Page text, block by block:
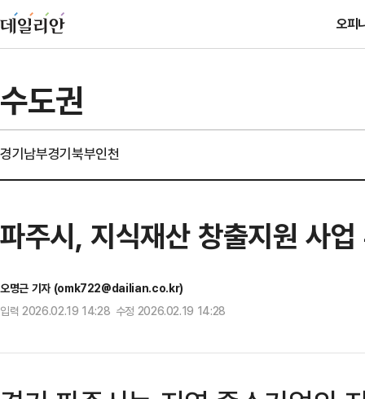
오피
수도권
경기남부경기북부인천
파주시, 지식재산 창출지원 사업
오명근 기자 (omk722@dailian.co.kr)
입력 2026.02.19 14:28 수정 2026.02.19 14:28